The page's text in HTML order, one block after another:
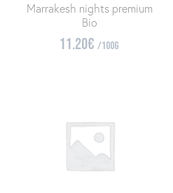
Marrakesh nights premium
Bio
11.20€/100g